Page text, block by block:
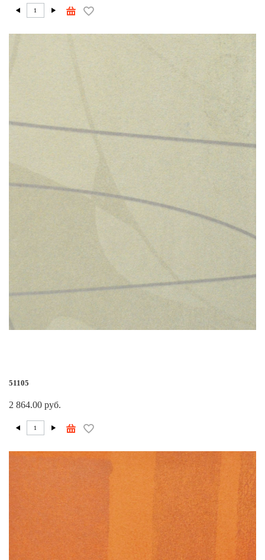
51105
2 864.00 руб.